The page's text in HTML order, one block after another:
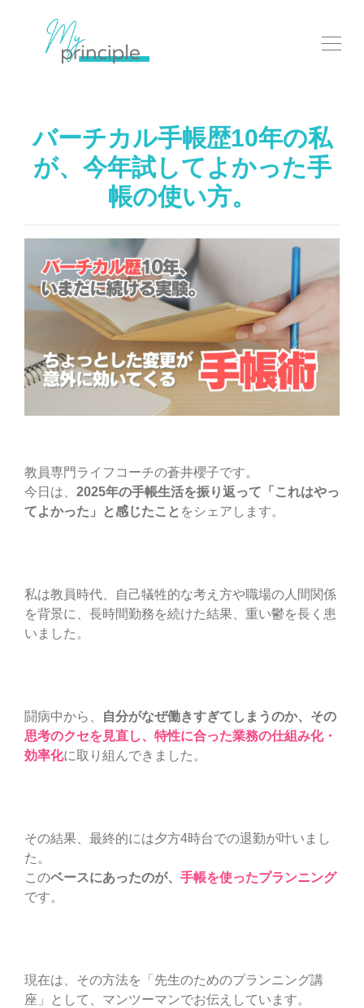
バーチカル手帳歴10年の私
が、今年試してよかった手
帳の使い方。
教員専門ライフコーチの蒼井櫻子です。
今日は、 2025年の手帳生活を振り返って「これはやっ
てよかった」と感じたこと をシェアします。
私は教員時代、自己犠牲的な考え方や職場の人間関係
を背景に、長時間勤務を続けた結果、重い鬱を長く患
いました。
闘病中から、
自分がなぜ働きすぎてしまうのか、その
思考のクセを見直し、特性に合った業務の仕組み化・
効率化に取り組んできました。
その結果、最終的には夕方4時台での退勤が叶いまし
た。
このベースにあったのが、 手帳を使ったプランニング
です。
現在は、その方法を「先生のためのプランニング講
座」として、マンツーマンでお伝えしています。